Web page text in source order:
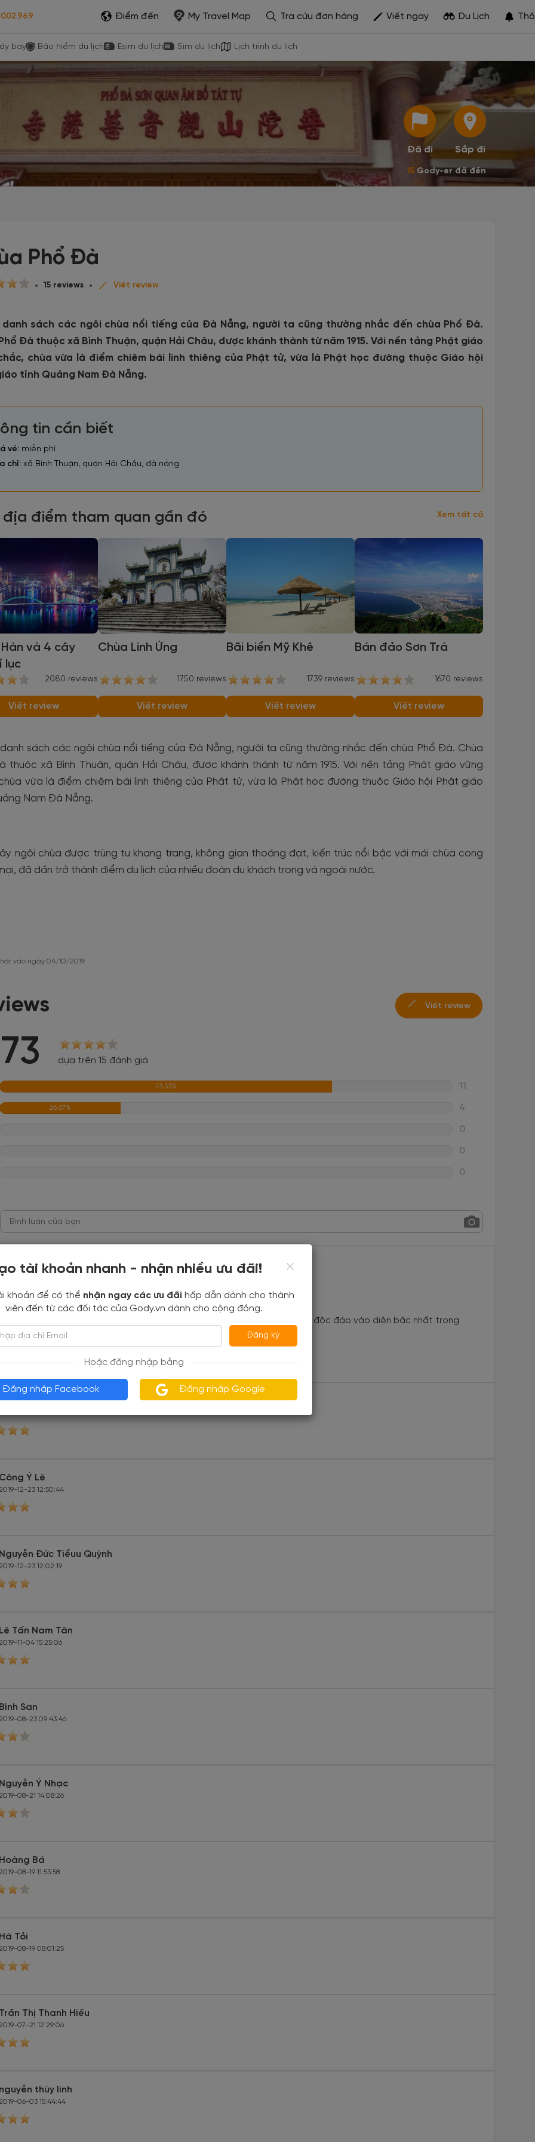
Điểm đến My Travel Map Tra cứu đơn hàng Viết ngay Du Lịch
bay Bảo hiểm du lịch Esim du lịch Sim du lịch Lịch trình du lịch
Đã đi Sắp đi
15 Gody-er đã đến
Phổ Đà
15 reviews Viết review
danh sách các ngôi chùa nổi tiếng của Đà Nẵng, người ta cũng thường nhắc đến chùa Phổ Đà.
Đà thuộc xã Bình Thuận, quận Hải Châu, được khánh thành từ năm 1915. Với nền tảng Phật giáo
chùa vừa là điểm chiêm bái linh thiêng của Phật tử, vừa là Phật học đường thuộc Giáo hội
tỉnh Quảng Nam Đà Nẵng.
tin cần biết
vé: miễn phí
chỉ: xã Bình Thuận, quận Hải Châu, đà nẵng
địa điểm tham quan gần đó Xem tất cả
và 4 cây
lục
2080 reviews
Viết review
Chùa Linh Ứng
1750 reviews
Viết review
Bãi biển Mỹ Khê
1739 reviews
Viết review
Bán đảo Sơn Trà
1670 reviews
Viết review
sách các ngôi chùa nổi tiếng của Đà Nẵng, người ta cũng thường nhắc đến chùa Phổ Đà. Chùa
thuộc xã Bình Thuận, quận Hải Châu, được khánh thành từ năm 1915. Với nền tảng Phật giáo vững
vừa là điểm chiêm bái linh thiêng của Phật tử, vừa là Phật học đường thuộc Giáo hội Phật giáo
Nam Đà Nẵng.
ngôi chùa được trùng tu khang trang, không gian thoáng đạt, kiến trúc nổi bậc với mái chùa cong
đã dần trở thành điểm du lịch của nhiều đoàn du khách trong và ngoài nước.
vào ngày 04/10/2019
Viết review
dựa trên 15 đánh giá
73.33% 11
26.67% 4
0
0
0
Chauu
08-02 17:48:55
Phật GíaoĐến với Phổ Đà Sơn, bạn sẽ được khám phá những hang đá độc đáo vào diện bậc nhất trong
cơ sở thờ tự Phật giáo
Khải
Ý Lê
12-23 12:50:44
Đức Tiểuu Quỳnh
12-23 12:02:19
Tấn Nam Tân
11-04 15:25:06
San
08-23 09:43:46
Ý Nhạc
08-21 14:08:26
Bá
08-19 11:53:58
Tỏi
08-19 08:01:25
Thị Thanh Hiếu
07-21 12:29:06
thùy linh
06-03 15:44:44
tài khoản nhanh - nhận nhiều ưu đãi!
khoản để có thể nhận ngay các ưu đãi hấp dẫn dành cho thành
viên đến từ các đối tác của Gody.vn dành cho cộng đồng.
Đăng ký
Hoặc đăng nhập bằng
Đăng nhập Facebook Đăng nhập Google